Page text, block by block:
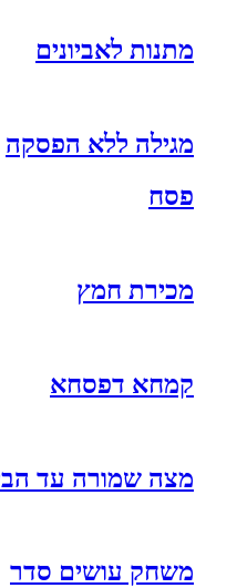
מתנות לאביונים
מגילה ללא הפסקה
פסח
מכירת חמץ
קמחא דפסחא
מצה שמורה עד הבית
משחק עושים סדר